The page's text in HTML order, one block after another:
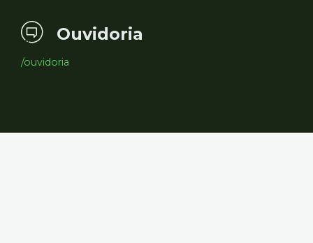
Ouvidoria
/ouvidoria